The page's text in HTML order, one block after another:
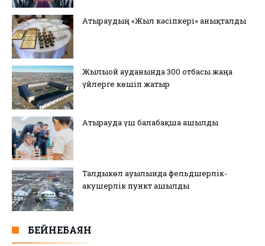
Атыраудың «Жыл кәсіпкері» анықталды
Жылыой ауданында 300 отбасы жаңа
үйлерге көшіп жатыр
Атырауда үш балабақша ашылды
Талдыкөл ауылында фельдшерлік-
акушерлік пункт ашылды
БЕЙНЕБАЯН